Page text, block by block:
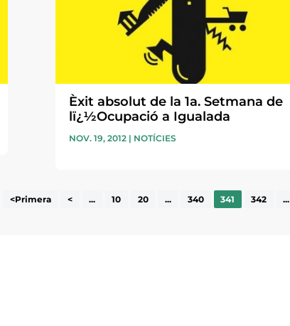
Èxit absolut de la 1a. Setmana de
lï¿½Ocupació a Igualada
NOV. 19, 2012| NOTÍCIES
<Primera < ... 10 20 ... 340 341 342 ...